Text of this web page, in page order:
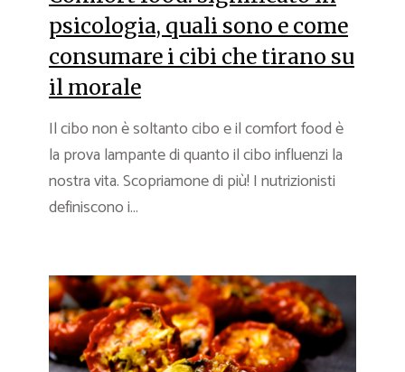
psicologia, quali sono e come
consumare i cibi che tirano su
il morale
Il cibo non è soltanto cibo e il comfort food è
la prova lampante di quanto il cibo influenzi la
nostra vita. Scopriamone di più! I nutrizionisti
definiscono i...